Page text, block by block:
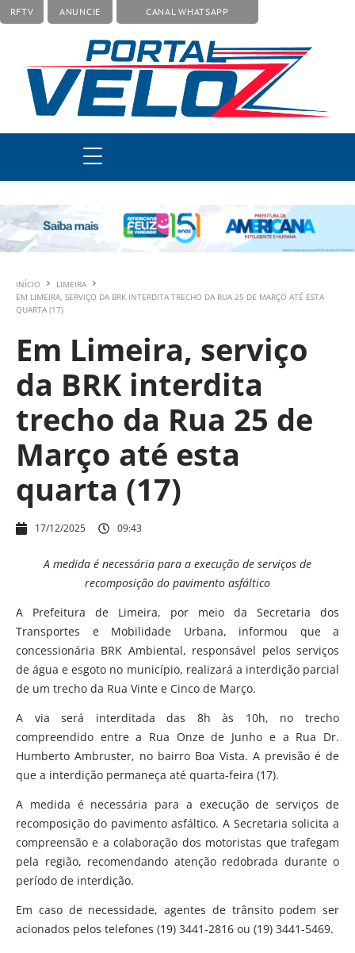
RFTV ANUNCIE CANAL WHATSAPP
INÍCIO
LIMEIRA
EM LIMEIRA, SERVIÇO DA BRK INTERDITA TRECHO DA RUA 25 DE MARÇO ATÉ ESTA
QUARTA (17)
Em Limeira, serviço
da BRK interdita
trecho da Rua 25 de
Março até esta
quarta (17)
17/12/2025 09:43
A medida é necessária para a execução de serviços de
recomposição do pavimento asfáltico
A Prefeitura de Limeira, por meio da Secretaria dos
Transportes e Mobilidade Urbana, informou que a
concessionária BRK Ambiental, responsável pelos serviços
de água e esgoto no município, realizará a interdição parcial
de um trecho da Rua Vinte e Cinco de Março.
A via será interditada das 8h às 10h, no trecho
compreendido entre a Rua Onze de Junho e a Rua Dr.
Humberto Ambruster, no bairro Boa Vista. A previsão é de
que a interdição permaneça até quarta-feira (17).
A medida é necessária para a execução de serviços de
recomposição do pavimento asfáltico. A Secretaria solicita a
compreensão e a colaboração dos motoristas que trafegam
pela região, recomendando atenção redobrada durante o
período de interdição.
Em caso de necessidade, agentes de trânsito podem ser
acionados pelos telefones (19) 3441-2816 ou (19) 3441-5469.